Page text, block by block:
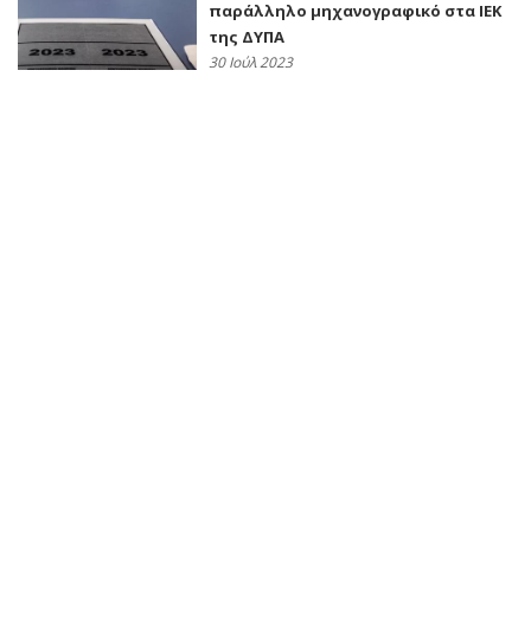
παράλληλο μηχανογραφικό στα ΙΕΚ
της ΔΥΠΑ
30 Ιούλ 2023